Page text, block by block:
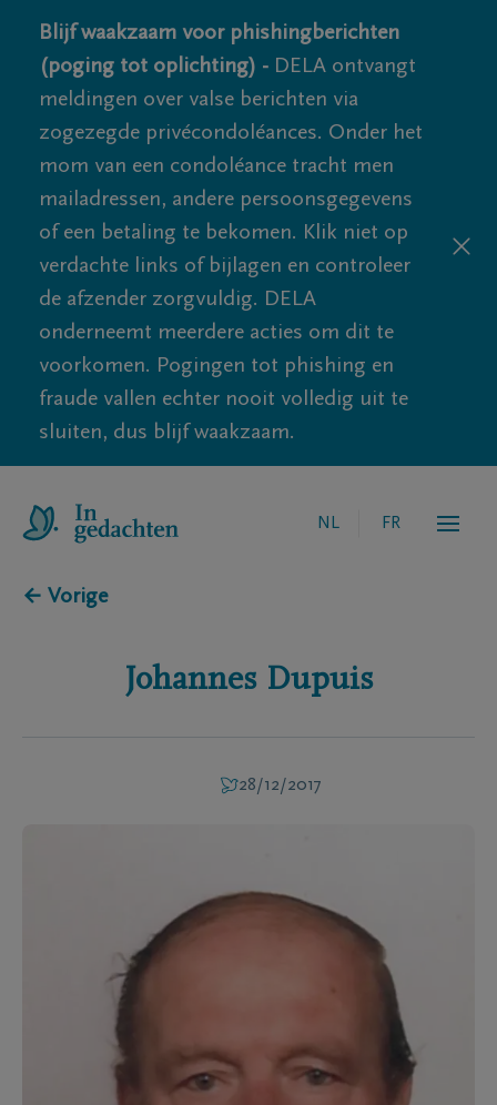
Blijf waakzaam voor phishingberichten
(poging tot oplichting) - DELA ontvangt
meldingen over valse berichten via
zogezegde privécondoléances. Onder het
mom van een condoléance tracht men
mailadressen, andere persoonsgegevens
of een betaling te bekomen. Klik niet op
verdachte links of bijlagen en controleer
de afzender zorgvuldig. DELA
onderneemt meerdere acties om dit te
voorkomen. Pogingen tot phishing en
fraude vallen echter nooit volledig uit te
sluiten, dus blijf waakzaam.
NL FR
← Vorige
Johannes Dupuis
28/12/2017